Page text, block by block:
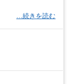
…続きを読む